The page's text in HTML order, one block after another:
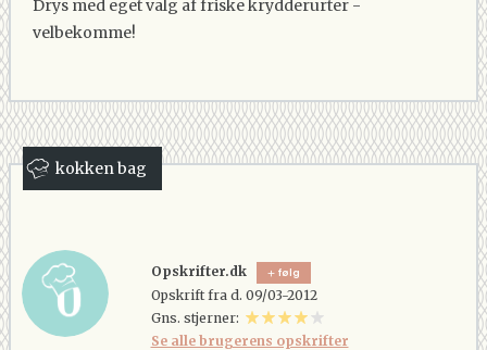
Drys med eget valg af friske krydderurter -
velbekomme!
kokken bag
Opskrifter.dk følg
Opskrift fra d. 09/03-2012
Gns. stjerner:
Se alle brugerens opskrifter